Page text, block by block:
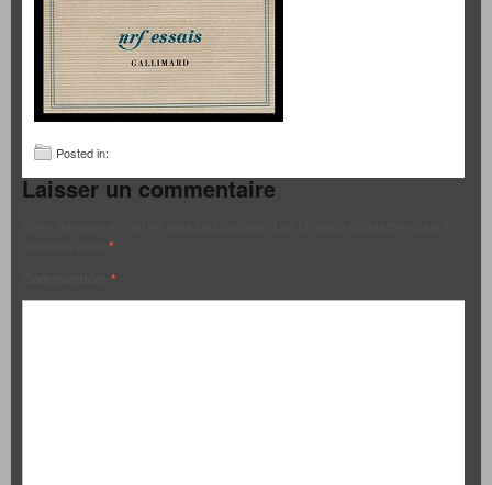
Posted in:
Laisser un commentaire
*
*